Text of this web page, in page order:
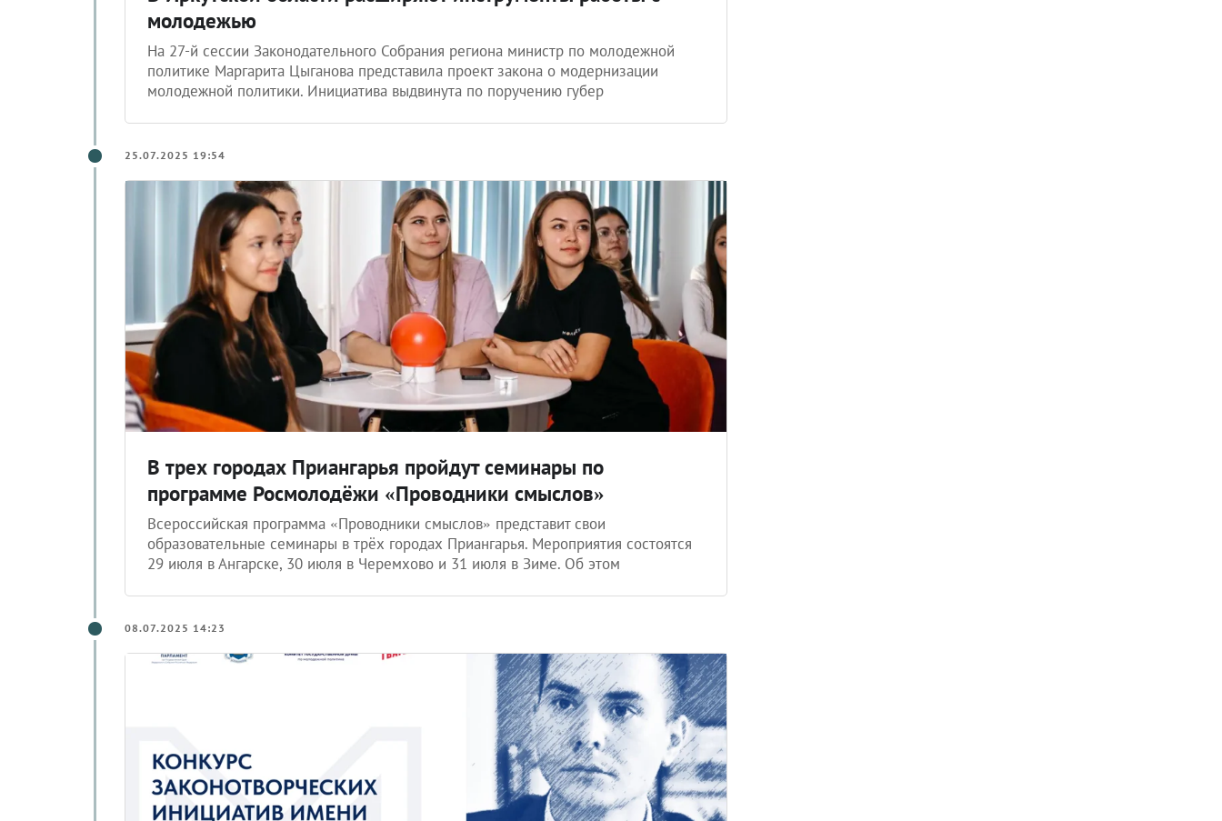
молодежью
На 27-й сессии Законодательного Собрания региона министр по молодежной
политике Маргарита Цыганова представила проект закона о модернизации
молодежной политики. Инициатива выдвинута по поручению губер
25.07.2025 19:54
В трех городах Приангарья пройдут семинары по
программе Росмолодёжи «Проводники смыслов»
Всероссийская программа «Проводники смыслов» представит свои
образовательные семинары в трёх городах Приангарья. Мероприятия состоятся
29 июля в Ангарске, 30 июля в Черемхово и 31 июля в Зиме. Об этом
08.07.2025 14:23